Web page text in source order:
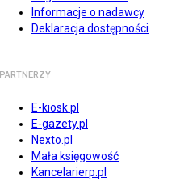
Informacje o nadawcy
Deklaracja dostępności
PARTNERZY
E-kiosk.pl
E-gazety.pl
Nexto.pl
Mała księgowość
Kancelarierp.pl